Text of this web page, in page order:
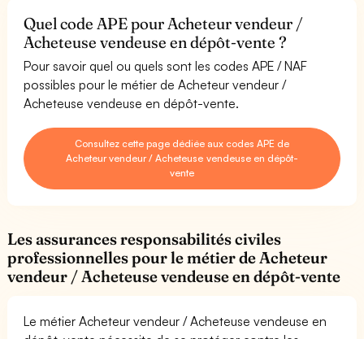
Quel code APE pour Acheteur vendeur /
Acheteuse vendeuse en dépôt-vente ?
Pour savoir quel ou quels sont les codes APE / NAF
possibles pour le métier de Acheteur vendeur /
Acheteuse vendeuse en dépôt-vente.
Consultez cette page dédiée aux codes APE de
Acheteur vendeur / Acheteuse vendeuse en dépôt-
vente
Les assurances responsabilités civiles
professionnelles pour le métier de Acheteur
vendeur / Acheteuse vendeuse en dépôt-vente
Le métier Acheteur vendeur / Acheteuse vendeuse en